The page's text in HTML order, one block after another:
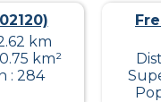
km
km²
: 284